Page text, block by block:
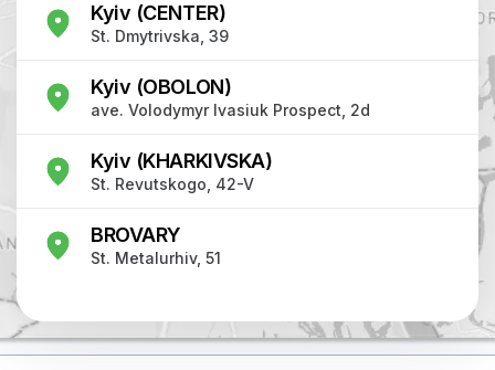
Kyiv (CENTER)
St. Dmytrivska, 39
Kyiv (OBOLON)
ave. Volodymyr Ivasiuk Prospect, 2d
Kyiv (KHARKIVSKA)
St. Revutskogo, 42-V
BROVARY
St. Metalurhiv, 51